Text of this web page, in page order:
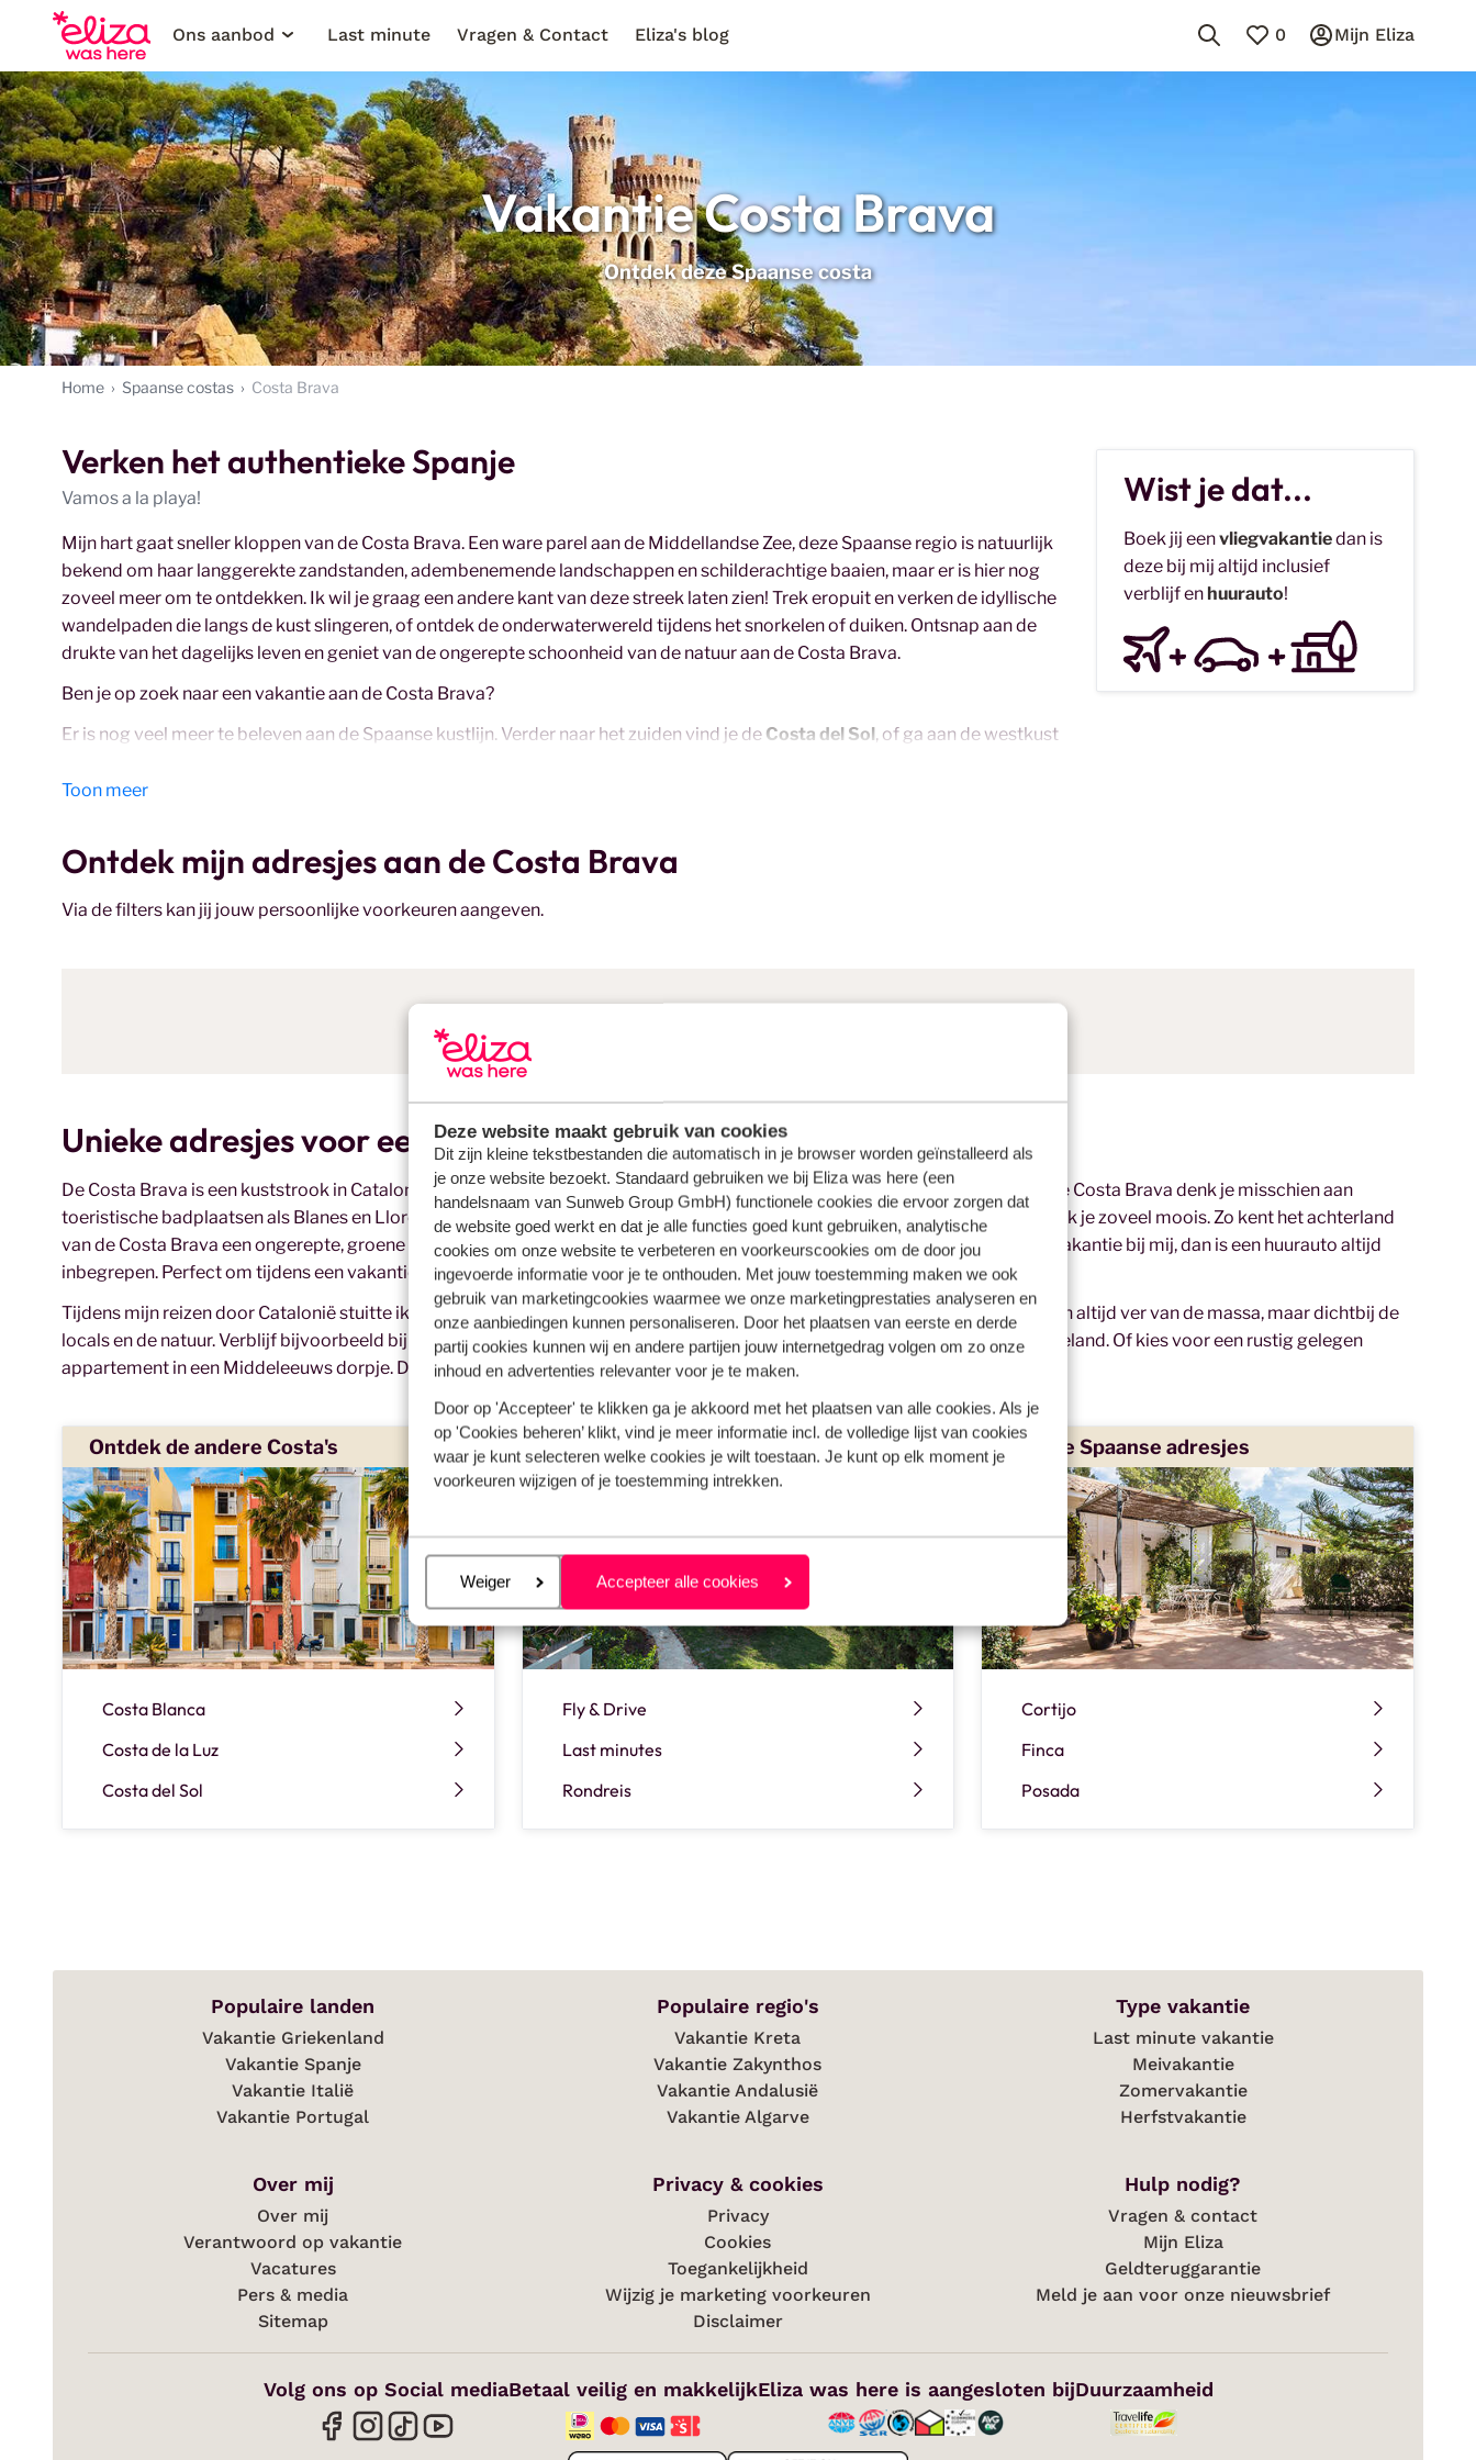
Deze website maakt gebruik van cookies
Dit zijn kleine tekstbestanden die automatisch in je browser worden geïnstalleerd als
je onze website bezoekt. Standaard gebruiken we bij Eliza was here (een
handelsnaam van Sunweb Group GmbH) functionele cookies die ervoor zorgen dat
de website goed werkt en dat je alle functies goed kunt gebruiken, analytische
cookies om onze website te verbeteren en voorkeurscookies om de door jou
ingevoerde informatie voor je te onthouden. Met jouw toestemming maken we ook
gebruik van marketingcookies waarmee we onze marketingprestaties analyseren en
onze aanbiedingen kunnen personaliseren. Door het plaatsen van eerste en derde
partij cookies kunnen wij en andere partijen jouw internetgedrag volgen om zo onze
inhoud en advertenties relevanter voor je te maken.
Door op 'Accepteer' te klikken ga je akkoord met het plaatsen van alle cookies. Als je
op 'Cookies beheren’ klikt, vind je meer informatie incl. de volledige lijst van cookies
waar je kunt selecteren welke cookies je wilt toestaan. Je kunt op elk moment je
voorkeuren wijzigen of je toestemming intrekken.
Beheren
Weiger Accepteer alle cookies
Ons aanbod
Last minute Vragen & Contact Eliza's blog 0 Mijn Eliza
Vakantie Costa Brava
Ontdek deze Spaanse costa
Home Spaanse costas Costa Brava
Verken het authentieke Spanje
Vamos a la playa!
Mijn hart gaat sneller kloppen van de Costa Brava. Een ware parel aan de Middellandse Zee, deze Spaanse regio is natuurlijk
bekend om haar langgerekte zandstanden, adembenemende landschappen en schilderachtige baaien, maar er is hier nog
zoveel meer om te ontdekken. Ik wil je graag een andere kant van deze streek laten zien! Trek eropuit en verken de idyllische
wandelpaden die langs de kust slingeren, of ontdek de onderwaterwereld tijdens het snorkelen of duiken. Ontsnap aan de
drukte van het dagelijks leven en geniet van de ongerepte schoonheid van de natuur aan de Costa Brava.
Ben je op zoek naar een vakantie aan de Costa Brava?
Er is nog veel meer te beleven aan de Spaanse kustlijn. Verder naar het zuiden vind je de Costa del Sol, of ga aan de westkust
kustdorpjes. Of je nu kiest voor een
Ondek de andere Spaanse Costa's:
Vakantie Costa Brava
Vakantie Costa de la Luz
Toon meer
Wist je dat...
Boek jij eenvliegvakantiedan is
deze bij mij altijd inclusief
verblijf en huurauto!
Ontdek mijn adresjes aan de Costa Brava
Via de filters kan jij jouw persoonlijke voorkeuren aangeven.
Unieke adresjes voor een vakantie aan de Costa Brava
De Costa Brava is een kuststrook in Catalonië. Net als de Costa del Sol en de Costa Blanca, vind je hier gouden stranden. Bij de Costa Brava denk je misschien aan
toeristische badplaatsen als Blanes en Lloret de Mar, maar als je in deze steek linksaf gaat waar iedereen rechtsaf gaat, ontdek je zoveel moois. Zo kent het achterland
van de Costa Brava een ongerepte, groene natuur. En wist je dat je er prachtige kastelen kunt bezichtigen? Boek je een vliegvakantie bij mij, dan is een huurauto altijd
inbegrepen. Perfect om tijdens een vakantie aan de Costa Brava alle uithoeken van de streek te verkennen.
Tijdens mijn reizen door Catalonië stuitte ik op verschillende authentieke adresjes die ik graag met je deel. Deze bevinden zich altijd ver van de massa, maar dichtbij de
locals en de natuur. Verblijf bijvoorbeeld bij een masia, een authentieke boerderij waar je kunt genieten van het Spaanse platteland. Of kies voor een rustig gelegen
appartement in een Middeleeuws dorpje. De lieve Spaanse eigenaren leggen je maar al te graag in de watten!
Ontdek de andere Costa's
Costa Blanca
Costa de la Luz
Costa del Sol
Meer vakanties in Spanje
Fly & Drive
Last minutes
Rondreis
Unieke Spaanse adresjes
Cortijo
Finca
Posada
Populaire landen
Vakantie Griekenland
Vakantie Spanje
Vakantie Italië
Vakantie Portugal
Populaire regio's
Vakantie Kreta
Vakantie Zakynthos
Vakantie Andalusië
Vakantie Algarve
Type vakantie
Last minute vakantie
Meivakantie
Zomervakantie
Herfstvakantie
Over mij
Over mij
Verantwoord op vakantie
Vacatures
Pers & media
Sitemap
Privacy & cookies
Privacy
Cookies
Toegankelijkheid
Wijzig je marketing voorkeuren
Disclaimer
Hulp nodig?
Vragen & contact
Mijn Eliza
Geldteruggarantie
Meld je aan voor onze nieuwsbrief
Volg ons op Social mediaBetaal veilig en makkelijkEliza was here is aangesloten bijDuurzaamheid